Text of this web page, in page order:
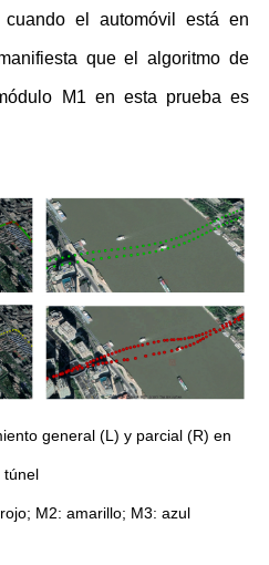
el automóvil está en
que el algoritmo de
M1 en esta prueba es
general (L) y parcial (R) en
túnel
M2: amarillo; M3: azul